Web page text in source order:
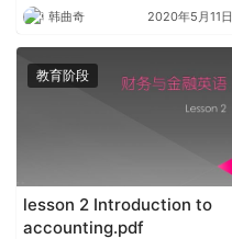
韩曲奇 2020年5月11日
教育阶段
lesson 2 Introduction to
accounting.pdf